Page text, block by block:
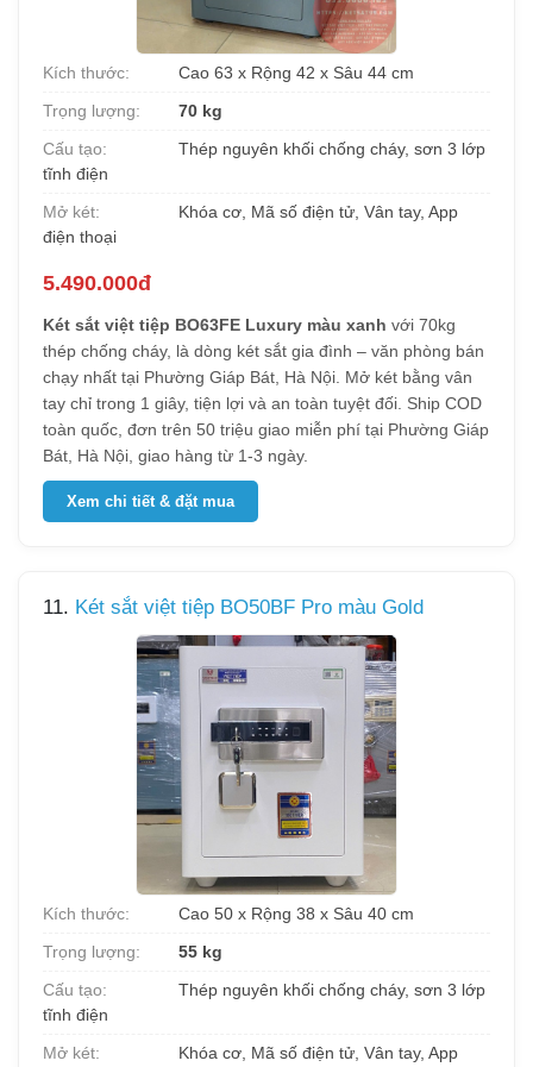
Kích thước:
Cao 63 x Rộng 42 x Sâu 44 cm
Trọng lượng:
70 kg
Cấu tạo:
Thép nguyên khối chống cháy, sơn 3 lớp
tĩnh điện
Mở két:
Khóa cơ, Mã số điện tử, Vân tay, App
điện thoại
5.490.000đ
Két sắt việt tiệp BO63FE Luxury màu xanh với 70kg
thép chống cháy, là dòng két sắt gia đình – văn phòng bán
chạy nhất tại Phường Giáp Bát, Hà Nội. Mở két bằng vân
tay chỉ trong 1 giây, tiện lợi và an toàn tuyệt đối. Ship COD
toàn quốc, đơn trên 50 triệu giao miễn phí tại Phường Giáp
Bát, Hà Nội, giao hàng từ 1-3 ngày.
Xem chi tiết & đặt mua
11. Két sắt việt tiệp BO50BF Pro màu Gold
Kích thước:
Cao 50 x Rộng 38 x Sâu 40 cm
Trọng lượng:
55 kg
Cấu tạo:
Thép nguyên khối chống cháy, sơn 3 lớp
tĩnh điện
Mở két:
Khóa cơ, Mã số điện tử, Vân tay, App